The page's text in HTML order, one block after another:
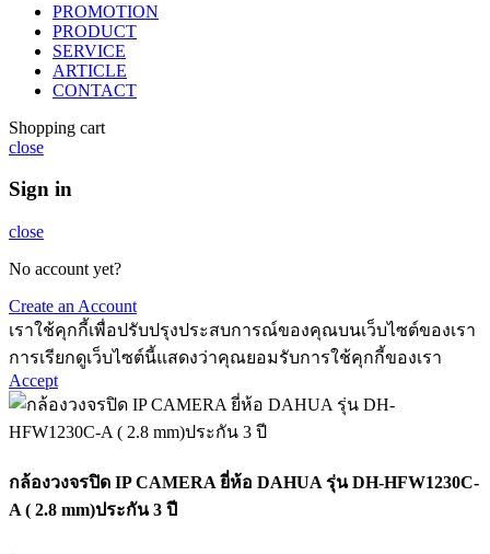
PROMOTION
PRODUCT
SERVICE
ARTICLE
CONTACT
Shopping cart
close
Sign in
close
No account yet?
Create an Account
เราใช้คุกกี้เพื่อปรับปรุงประสบการณ์ของคุณบนเว็บไซต์ของเรา
การเรียกดูเว็บไซต์นี้แสดงว่าคุณยอมรับการใช้คุกกี้ของเรา
Accept
กล้องวงจรปิด IP CAMERA ยี่ห้อ DAHUA รุ่น DH-HFW1230C-
A ( 2.8 mm)ประกัน 3 ปี